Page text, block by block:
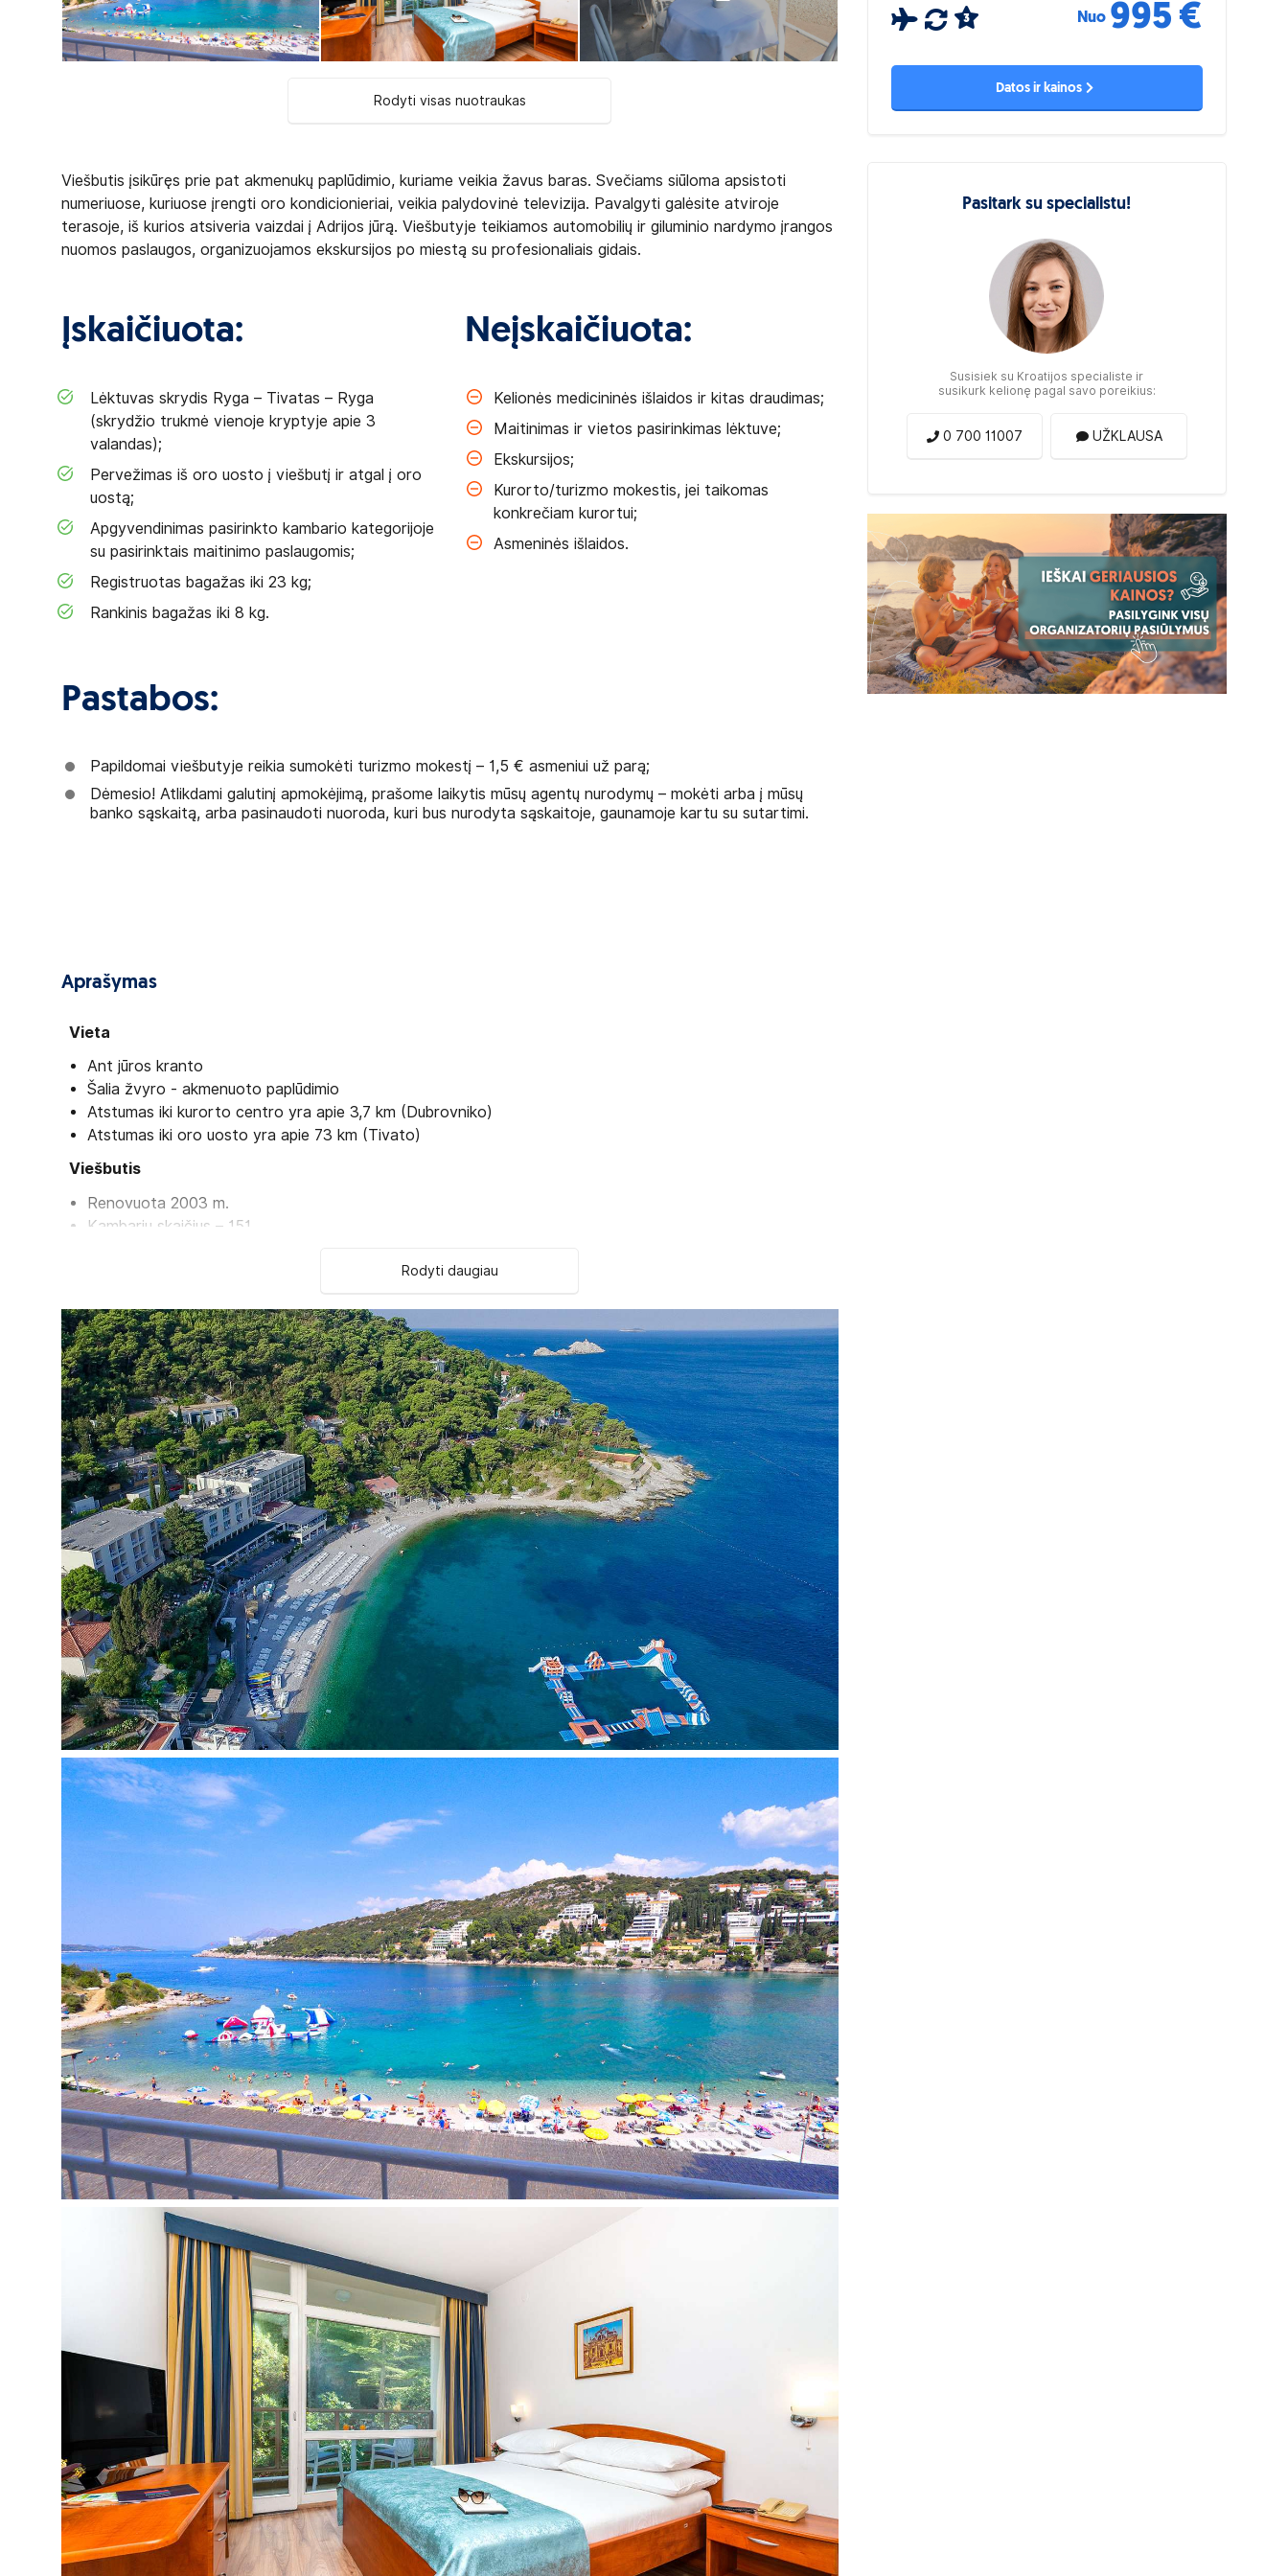
Rodyti visas nuotraukas
Viešbutis įsikūręs prie pat akmenukų paplūdimio, kuriame veikia žavus baras. Svečiams siūloma apsistoti
numeriuose, kuriuose įrengti oro kondicionieriai, veikia palydovinė televizija. Pavalgyti galėsite atviroje
terasoje, iš kurios atsiveria vaizdai į Adrijos jūrą. Viešbutyje teikiamos automobilių ir giluminio nardymo įrangos
nuomos paslaugos, organizuojamos ekskursijos po miestą su profesionaliais gidais.
Įskaičiuota:
Lėktuvas skrydis Ryga – Tivatas – Ryga
(skrydžio trukmė vienoje kryptyje apie 3
valandas);
Pervežimas iš oro uosto į viešbutį ir atgal į oro
uostą;
Apgyvendinimas pasirinkto kambario kategorijoje
su pasirinktais maitinimo paslaugomis;
Registruotas bagažas iki 23 kg;
Rankinis bagažas iki 8 kg.
Neįskaičiuota:
Kelionės medicininės išlaidos ir kitas draudimas;
Maitinimas ir vietos pasirinkimas lėktuve;
Ekskursijos;
Kurorto/turizmo mokestis, jei taikomas
konkrečiam kurortui;
Asmeninės išlaidos.
Pastabos:
Papildomai viešbutyje reikia sumokėti turizmo mokestį – 1,5 € asmeniui už parą;
Dėmesio! Atlikdami galutinį apmokėjimą, prašome laikytis mūsų agentų nurodymų – mokėti arba į mūsų
banko sąskaitą, arba pasinaudoti nuoroda, kuri bus nurodyta sąskaitoje, gaunamoje kartu su sutartimi.
Aprašymas
Vieta
Ant jūros kranto
Šalia žvyro - akmenuoto paplūdimio
Atstumas iki kurorto centro yra apie 3,7 km (Dubrovniko)
Atstumas iki oro uosto yra apie 73 km (Tivato)
Viešbutis
Renovuota 2003 m.
Kambarių skaičius – 151
Skalbimo paslaugos (mokama)
Automobilių stovėjimo aikštelė
Automobilių nuoma
Seifas registratūroje
Gultai paplūdimyje (mokama)
Skėčiai nuo saulės paplūdimyje (mokama)
Viešbučio kategorija šalyje – 3*
Kambariai
Standard Park Side tipo kambarys
Kambario plotas apie 17 kv.m
Langai į parko pusę
Dušas
Tualetas
Plaukų džiovintuvas
Balkonas (ne visuose kambariuose)
Oro kondicionierius (vietinis)
Telefonas
Bevielis internetas
Maksimalus apgyvendinimas – 3
Standard Side Sea View tipo kambarys
Kambario plotas apie 17 kv.m
Langai į jūros pusę
Balkonas (ne visuose kambariuose)
Oro kondicionierius (vietinis)
Telefonas
Bevielis internetas
Maksimalus apgyvendinimas – 3
Vaikams
Lovelės kūdikiams
Vaikiškos kėdutės restorane
Maitinimas
Galimi maitinimo tipai: Pusryčiai, Pusryčiai ir vakarienė
Maistas ir gėrimai viešbučio restoranuose, kavinėse ir baruose, išvardintuose viešbučio aprašyme, yra
tiekiami viešbučio administracijos nustatyta tvarka ir yra mokami priklausomai nuo užsisakyto maitinimo
Kurorto mokesčiai mokami atvykus
Viešbučio aprašyme pateikta informacija bei viešbučio teikiamų paslaugų sąrašas, laikas ir jų kainoraštis
gali keistis. SVARBU: kai kurios viešbučio siūlomos paslaugos gali neveikti arba naudojimasis jomis bus
ribojamas dėl viešbučiams taikomų griežtų su COVID-19 susijusių saugumo ir higienos reikalavimų.
Atsižvelgiant į situaciją konkrečioje šalyje ir joje taikomus reikalavimus, teikiamų paslaugų apimtys gali
nuolat keistis, todėl neturime galimybės kiekvienu konkrečiu atveju nurodyti tikslių ribojamų paslaugų
kiekio ir pobūdžio. Detalesnės informacijos teiraukitės viešbučio registratūroje
Oficialus viešbučio tinklalapis:
www.dubrovnikhotels.travel
Rodyti daugiau
3 Nuo 995 €
Datos ir kainos
Pasitark su specialistu!
Susisiek su Kroatijos specialiste ir
susikurk kelionę pagal savo poreikius:
0 700 11007 UŽKLAUSA